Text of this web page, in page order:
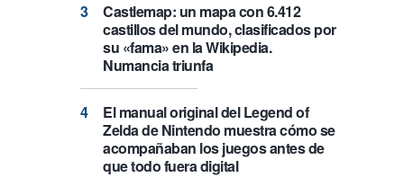
Castlemap: un mapa con 6.412
castillos del mundo, clasificados por
su «fama» en la Wikipedia.
Numancia triunfa
El manual original del Legend of
Zelda de Nintendo muestra cómo se
acompañaban los juegos antes de
que todo fuera digital